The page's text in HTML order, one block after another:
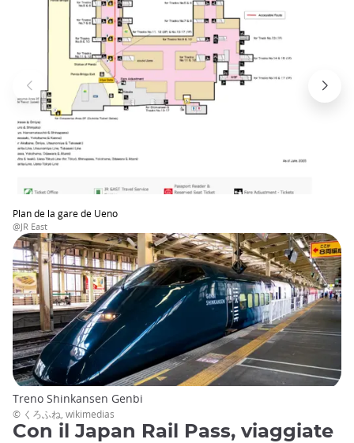
Plan de la gare de Ueno
@JR East
Con il Japan Rail Pass, viaggiate
Treno Shinkansen Genbi
© くろふね, wikimedias